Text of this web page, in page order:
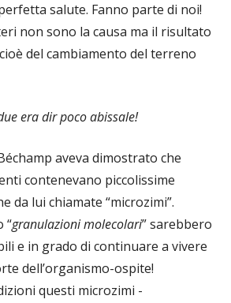
salute. Fanno parte di noi!
non sono la causa ma il risultato
del cambiamento del terreno
era dir poco abissale!
aveva dimostrato che
contenevano piccolissime
da lui chiamate “microzimi”.
“granulazioni molecolari” sarebbero
e in grado di continuare a vivere
dell’organismo-ospite!
questi microzimi -